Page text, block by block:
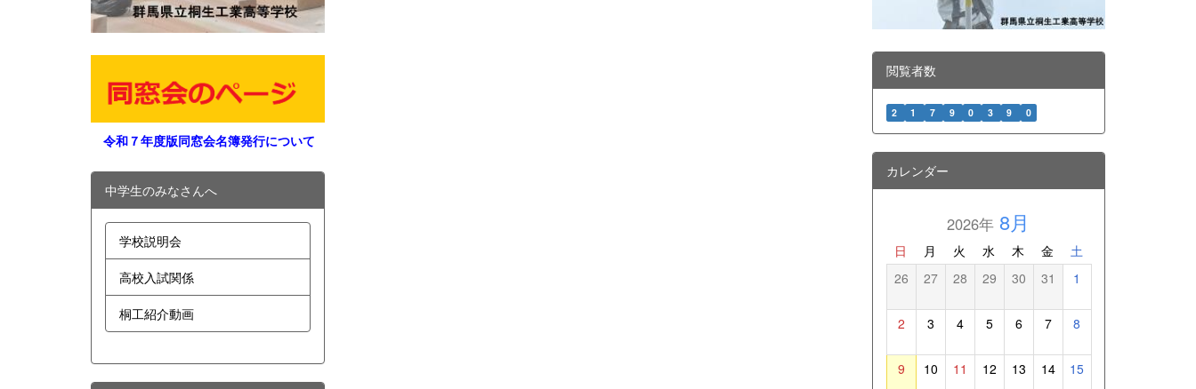
令和７年度版同窓会名簿発行について
中学生のみなさんへ
学校説明会
高校入試関係
桐工紹介動画
閲覧者数
2 1 7 9 0 3 9 0
カレンダー
2026年 8月
日 月 火 水 木 金 土
26 27 28 29 30 31 1
2 3 4 5 6 7 8
9 10 11 12 13 14 15